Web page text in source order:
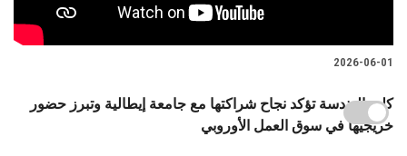
2026-06-01
كلية الهندسة تؤكد نجاح شراكتها مع جامعة إيطالية وتبرز حضور
خريجيها في سوق العمل الأوروبي